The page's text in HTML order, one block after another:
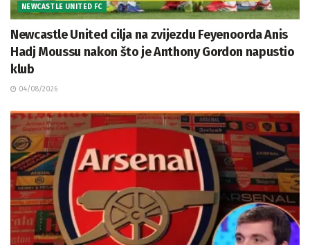
NEWCASTLE UNITED FC
Newcastle United cilja na zvijezdu Feyenoorda Anis
Hadj Moussu nakon što je Anthony Gordon napustio
klub
04/08/2026